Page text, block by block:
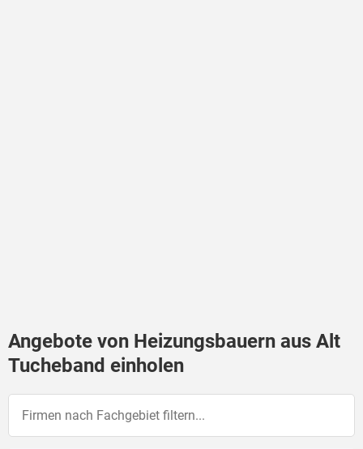
Angebote von Heizungsbauern aus Alt
Tucheband einholen